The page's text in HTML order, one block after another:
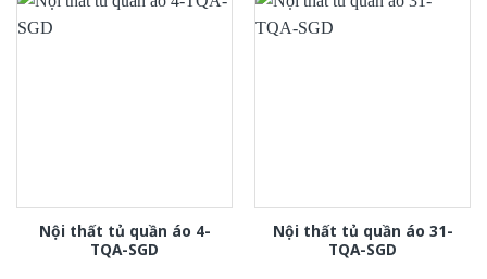
Nội thất tủ quần áo 4-
TQA-SGD
Nội thất tủ quần áo 31-
TQA-SGD